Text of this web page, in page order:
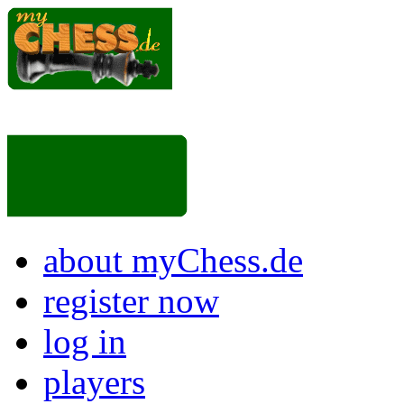
about myChess.de
register now
log in
players